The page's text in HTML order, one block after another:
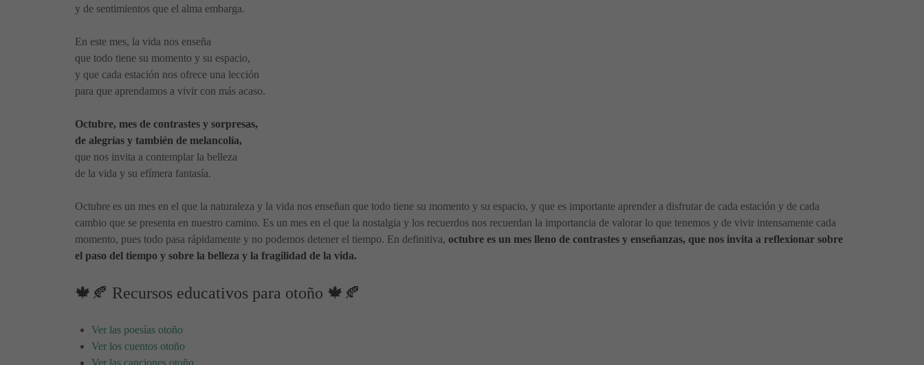
y de sentimientos que el alma embarga.
En este mes, la vida nos enseña
que todo tiene su momento y su espacio,
y que cada estación nos ofrece una lección
para que aprendamos a vivir con más acaso.
Octubre, mes de contrastes y sorpresas,
de alegrías y también de melancolía,
que nos invita a contemplar la belleza
de la vida y su efímera fantasía.
Octubre es un mes en el que la naturaleza y la vida nos enseñan que todo tiene su momento y su espacio, y que es importante aprender a disfrutar de cada estación y de cada
cambio que se presenta en nuestro camino. Es un mes en el que la nostalgia y los recuerdos nos recuerdan la importancia de valorar lo que tenemos y de vivir intensamente cada
momento, pues todo pasa rápidamente y no podemos detener el tiempo. En definitiva, octubre es un mes lleno de contrastes y enseñanzas, que nos invita a reflexionar sobre
el paso del tiempo y sobre la belleza y la fragilidad de la vida.
🍁🍂 Recursos educativos para otoño 🍁🍂
Ver las poesías otoño
Ver los cuentos otoño
Ver las canciones otoño